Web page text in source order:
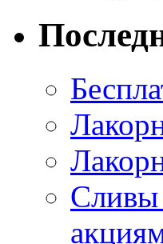
Сливы